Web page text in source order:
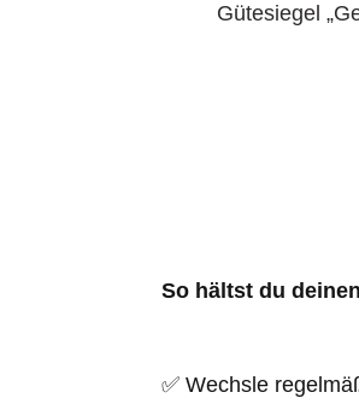
Gütesiegel
So hältst du
✅ Wechsle